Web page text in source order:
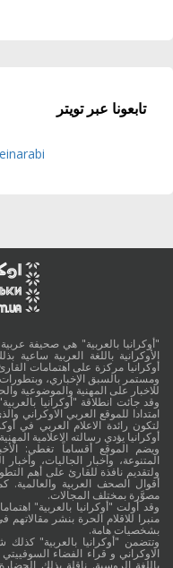
تابعونا عبر تويتر
"أوكرانيا بالعربية" هي صحيفة
الأوكرانية باللغة العربية
أوكرانيا مركزة على اهتمامات
ومستمر بالسبق الإخباري،
للاخبار على المهنية والموضوعية
لتكون رائدة الاعلام العربي في
أوكرانيا يؤدي رسالته الاعلامية
ويضم الموقع أقساماً تغطي:
المتنوعة، وأخبار الجاليات،
ولتقديم نافذة للقارئ على أهم
أقوال الصحف العربية
مصوَّرة بمختلف المجالات.
وقد أولت "أوكرانيا بالعربية"
منبرا للاقلام الحرة بنشر
بشخصيات هامة.
وتتضمن "أوكرانيا بالعربية" كذلك
الاوكراني و قراء الفضاء